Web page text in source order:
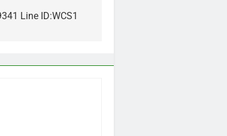
Line ID:WCS1